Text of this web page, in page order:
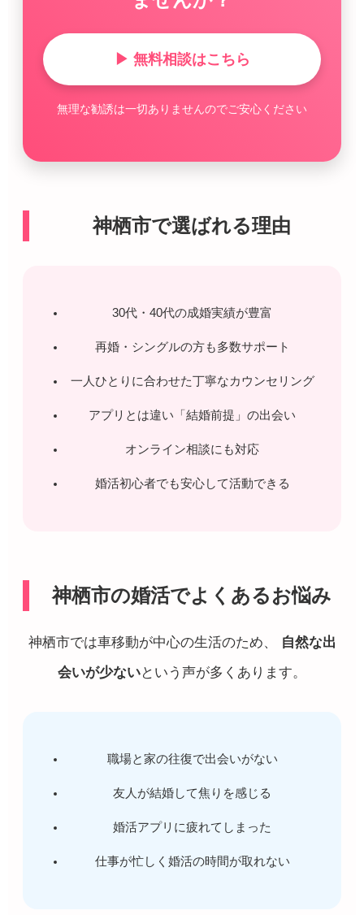
▶ 無料相談はこちら
無理な勧誘は一切ありませんのでご安心ください
神栖市で選ばれる理由
30代・40代の成婚実績が豊富
再婚・シングルの方も多数サポート
一人ひとりに合わせた丁寧なカウンセリング
アプリとは違い「結婚前提」の出会い
オンライン相談にも対応
婚活初心者でも安心して活動できる
神栖市の婚活でよくあるお悩み
神栖市では車移動が中心の生活のため、
自然な出
会いが少ないという声が多くあります。
職場と家の往復で出会いがない
友人が結婚して焦りを感じる
婚活アプリに疲れてしまった
仕事が忙しく婚活の時間が取れない